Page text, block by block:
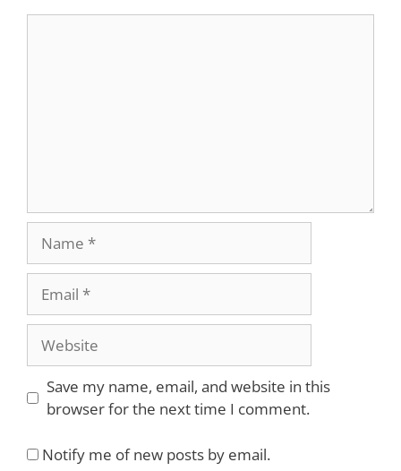
Website
Save my name, email, and website in this
browser for the next time I comment.
Notify me of new posts by email.